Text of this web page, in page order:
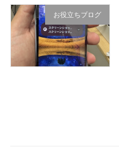
お役立ちブログ